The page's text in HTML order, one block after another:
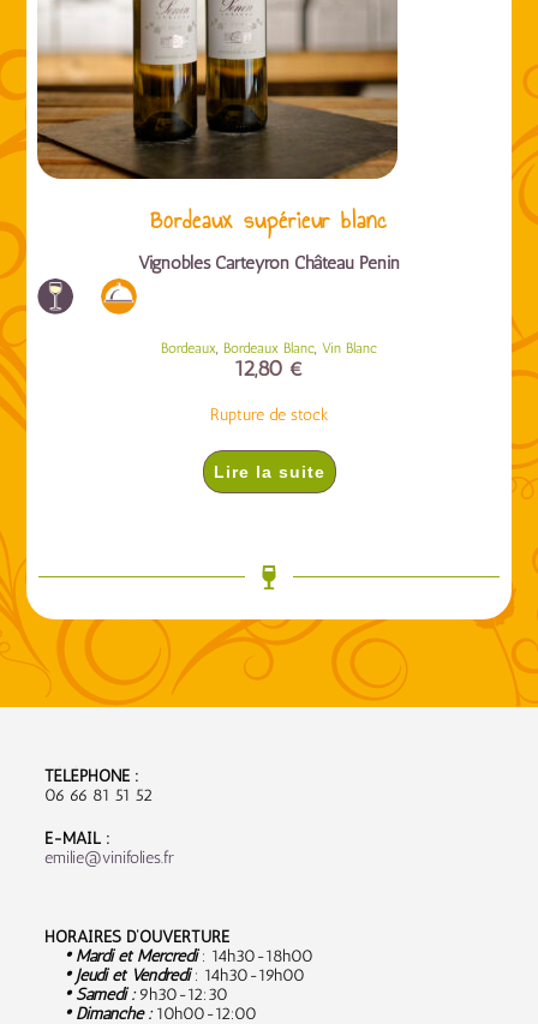
Bordeaux supérieur blanc
Vignobles Carteyron Château Penin
Bordeaux, Bordeaux Blanc, Vin Blanc
12,80 €
Rupture de stock
Lire la suite
TÉLÉPHONE :
06 66 81 51 52
E-MAIL :
emilie@vinifolies.fr
HORAIRES D’OUVERTURE
• Mardi et Mercredi: 14h30-18h00
• Jeudi et Vendredi: 14h30-19h00
• Samedi :9h30-12:30
• Dimanche :10h00-12:00